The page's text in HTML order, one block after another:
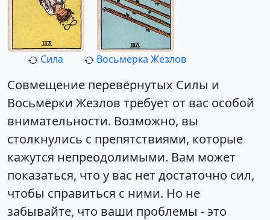
Сила Восьмерка Жезлов
Совмещение перевёрнутых Силы и
Восьмёрки Жезлов требует от вас особой
внимательности. Возможно, вы
столкнулись с препятствиями, которые
кажутся непреодолимыми. Вам может
показаться, что у вас нет достаточно сил,
чтобы справиться с ними. Но не
забывайте, что ваши проблемы - это